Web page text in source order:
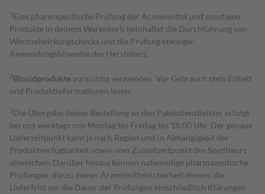
1 Eine pharmazeutische Prüfung der Arzneimittel und sonstigen
Produkte in deinem Warenkorb beinhaltet die Durchführung von
Wechselwirkungschecks und die Prüfung etwaiger
Anwendungshinweise des Herstellers.
2Biozidproduktevorsichtig verwenden. Vor Gebrauch stets Etikett
und Produktinformationen lesen.
3Die Übergabe deiner Bestellung an den Paketdienstleister erfolgt
bei uns werktags von Montag bis Freitag bis 18:00 Uhr. Der genaue
Lieferzeitpunkt kann je nach Region und in Abhängigkeit der
Produktverfügbarkeit sowie vom Zustellzeitpunkt des Spediteurs
abweichen. Darüber hinaus können notwendige pharmazeutische
Prüfungen, die zu deiner Arzneimittelsicherheit dienen, die
Lieferfrist um die Dauer der Prüfungen einschließlich Klärungen